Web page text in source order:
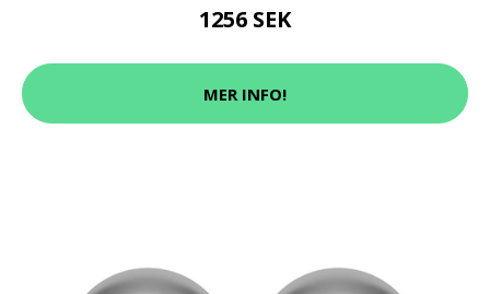
1256 SEK
MER INFO!